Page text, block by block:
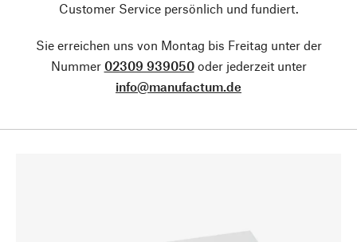
Customer Service persönlich und fundiert.
Sie erreichen uns von Montag bis Freitag unter der
Nummer 02309 939050oder jederzeit unter
info@manufactum.de